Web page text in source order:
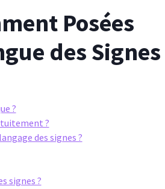
Posées
des Signes
?
?
des signes ?
signes ?